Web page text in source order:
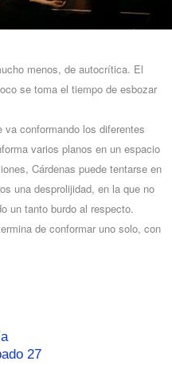
menos, de autocrítica. El
se toma el tiempo de esbozar
conformando los diferentes
varios planos en un espacio
Cárdenas puede tentarse en
una desprolijidad, en la que no
un tanto burdo al respecto.
de conformar uno solo, con
27